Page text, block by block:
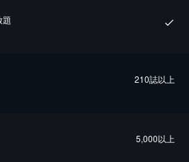
題
210誌以上
5,000以上